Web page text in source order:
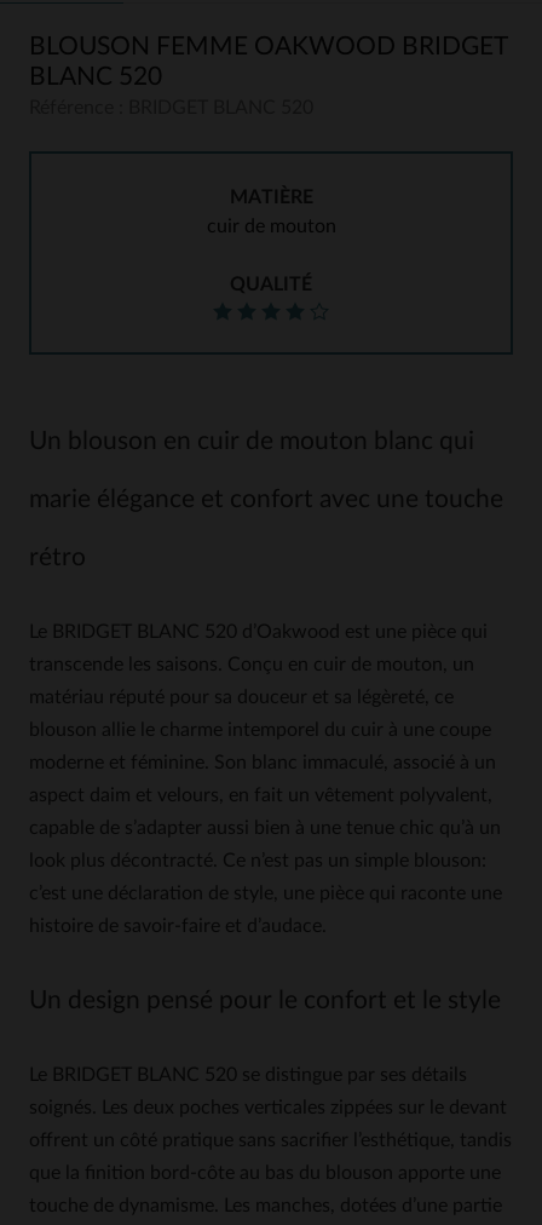
BLOUSON FEMME OAKWOOD BRIDGET
BLANC 520
MATIÈRE
cuir de mouton
QUALITÉ
Un blouson en cuir de mouton blanc qui
marie élégance et confort avec une touche
rétro
Le BRIDGET BLANC 520 d’Oakwood est une pièce qui
transcende les saisons. Conçu en cuir de mouton, un
matériau réputé pour sa douceur et sa légèreté, ce
blouson allie le charme intemporel du cuir à une coupe
moderne et féminine. Son blanc immaculé, associé à un
aspect daim et velours, en fait un vêtement polyvalent,
capable de s’adapter aussi bien à une tenue chic qu’à un
look plus décontracté. Ce n’est pas un simple blouson:
c’est une déclaration de style, une pièce qui raconte une
histoire de savoir-faire et d’audace.
Un design pensé pour le confort et le style
Le BRIDGET BLANC 520 se distingue par ses détails
soignés. Les deux poches verticales zippées sur le devant
offrent un côté pratique sans sacrifier l’esthétique, tandis
que la finition bord-côte au bas du blouson apporte une
touche de dynamisme. Les manches, dotées d’une partie